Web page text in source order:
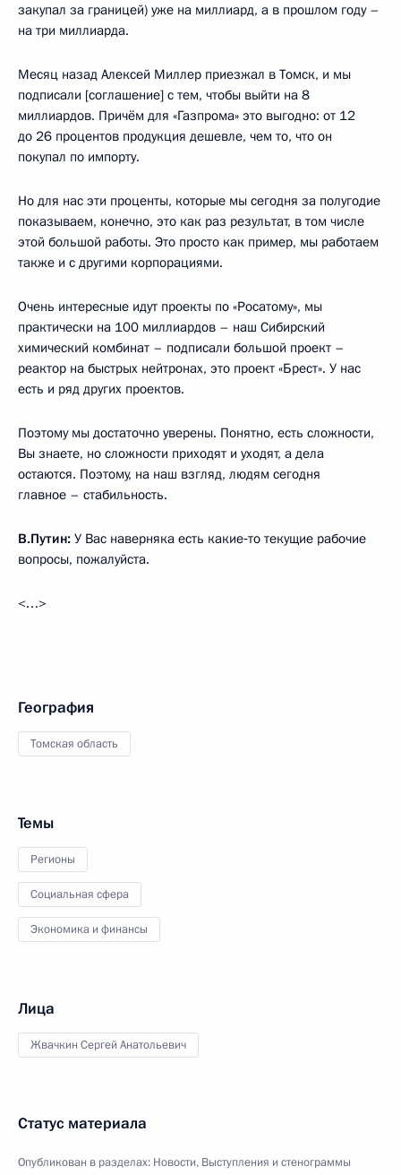
закупал за границей) уже на миллиард, а в прошлом году –
на три миллиарда.
Месяц назад Алексей Миллер приезжал в Томск, и мы
подписали [соглашение] с тем, чтобы выйти на 8
миллиардов. Причём для «Газпрома» это выгодно: от 12
до 26 процентов продукция дешевле, чем то, что он
покупал по импорту.
Но для нас эти проценты, которые мы сегодня за полугодие
показываем, конечно, это как раз результат, в том числе
этой большой работы. Это просто как пример, мы работаем
также и с другими корпорациями.
Очень интересные идут проекты по «Росатому», мы
практически на 100 миллиардов – наш Сибирский
химический комбинат – подписали большой проект –
реактор на быстрых нейтронах, это проект «Брест». У нас
есть и ряд других проектов.
Поэтому мы достаточно уверены. Понятно, есть сложности,
Вы знаете, но сложности приходят и уходят, а дела
остаются. Поэтому, на наш взгляд, людям сегодня
главное – стабильность.
В.Путин: У Вас наверняка есть какие‑то текущие рабочие
вопросы, пожалуйста.
<…>
География
Томская область
Темы
Регионы
Социальная сфера
Экономика и финансы
Лица
Жвачкин Сергей Анатольевич
Статус материала
Опубликован в разделах: Новости, Выступления и стенограммы